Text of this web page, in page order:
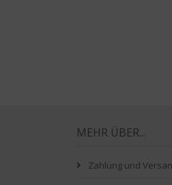
MEHR ÜBER...
Zahlung und